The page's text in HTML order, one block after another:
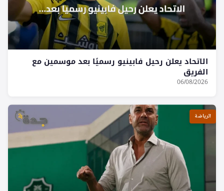
الاتحاد يعلن رحيل فابينيو رسميًا بعد موسمين مع
الفريق
06/08/2026
الرياضة